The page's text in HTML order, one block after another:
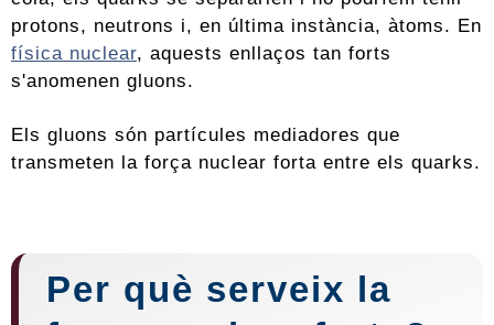
protons, neutrons i, en última instància, àtoms. En
física nuclear, aquests enllaços tan forts
s'anomenen gluons.
Els gluons són partícules mediadores que
transmeten la força nuclear forta entre els quarks.
Per què serveix la